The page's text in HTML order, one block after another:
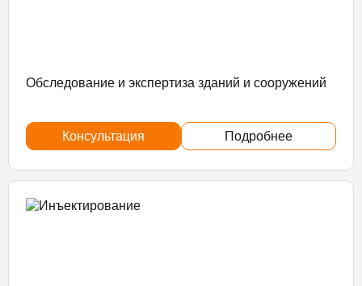
Обследование и экспертиза зданий и сооружений
Консультация Подробнее